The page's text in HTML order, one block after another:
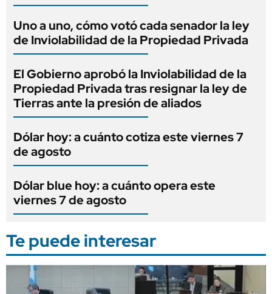
Uno a uno, cómo votó cada senador la ley
de Inviolabilidad de la Propiedad Privada
El Gobierno aprobó la Inviolabilidad de la
Propiedad Privada tras resignar la ley de
Tierras ante la presión de aliados
Dólar hoy: a cuánto cotiza este viernes 7
de agosto
Dólar blue hoy: a cuánto opera este
viernes 7 de agosto
Te puede interesar